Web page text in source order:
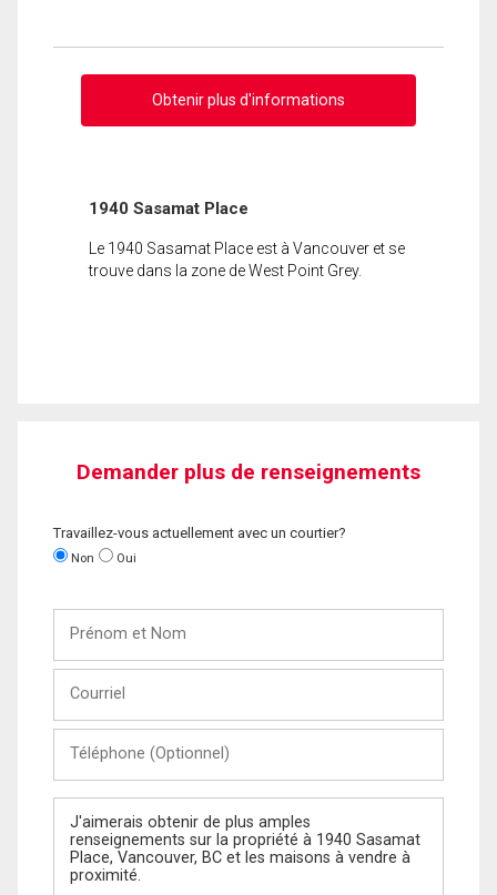
Obtenir plus d'informations
1940 Sasamat Place
Le 1940 Sasamat Place est à Vancouver et se
trouve dans la zone de West Point Grey.
Demander plus de renseignements
Travaillez-vous actuellement avec un courtier?
Non Oui
Nom
(Optionnel)
Message